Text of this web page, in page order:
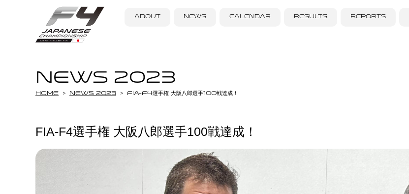
ABOUT NEWS CALENDAR RESULTS REPORTS
NEWS 2023
Home NEWS 2023 FIA-F4選手権 大阪八郎選手100戦達成！
FIA-F4選手権 大阪八郎選手100戦達成！